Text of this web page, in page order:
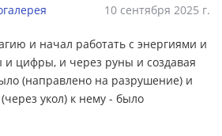
10 сентября 2025 г.
и начал работать с энергиями и
цифры, и через руны и создавая
(направлено на разрушение) и
укол) к нему - было